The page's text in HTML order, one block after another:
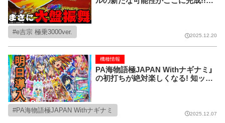
e吉宗 極乗3000ver. 2025.12.20
PA海物語極JAPAN Withナギナミ」
の初打ちが絶対楽しくなる! 知ット
機種情報
PA海物語極JAPAN Withナギナミ 2025.12.07